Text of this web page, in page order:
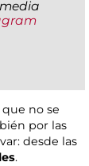
que no se
por las
desde las
.